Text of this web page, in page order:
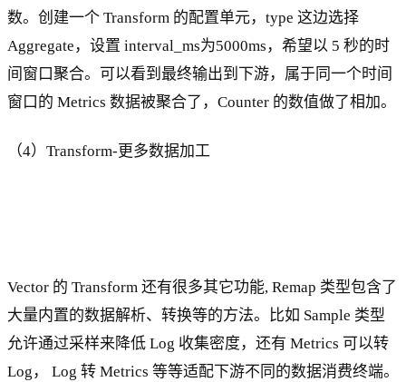
数。创建一个 Transform 的配置单元，type 这边选择
Aggregate，设置 interval_ms为5000ms，希望以 5 秒的时
间窗口聚合。可以看到最终输出到下游，属于同一个时间
窗口的 Metrics 数据被聚合了，Counter 的数值做了相加。
（4）Transform-更多数据加工
Vector 的 Transform 还有很多其它功能, Remap 类型包含了
大量内置的数据解析、转换等的方法。比如 Sample 类型
允许通过采样来降低 Log 收集密度，还有 Metrics 可以转
Log， Log 转 Metrics 等等适配下游不同的数据消费终端。